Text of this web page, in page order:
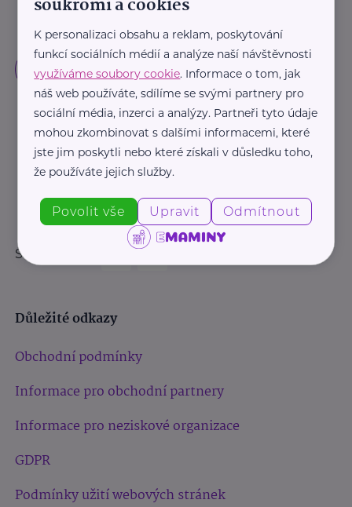
Sledujte nás:
Důležité odkazy
Obchodní podmínky
Informace pro obchodní partnery
Informace pro neziskové organizace
GDPR
Podmínky užití webových stránek
soukromí a cookies
K personalizaci obsahu a reklam, poskytování
funkcí sociálních médií a analýze naší návštěvnosti
využíváme soubory cookie. Informace o tom, jak
náš web používáte, sdílíme se svými partnery pro
sociální média, inzerci a analýzy. Partneři tyto údaje
mohou zkombinovat s dalšími informacemi, které
jste jim poskytli nebo které získali v důsledku toho,
že používáte jejich služby.
Povolit vše Upravit Odmítnout